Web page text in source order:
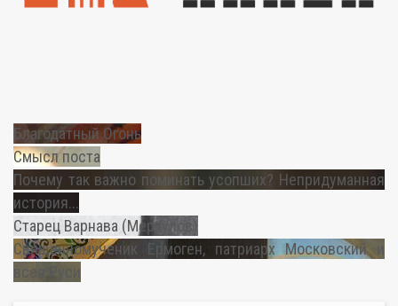
Благодатный Огонь
Смысл поста
Почему так важно поминать усопших? Непридуманная
история...
Старец Варнава (Меркулов)
Священномученик Ермоген, патриарх Московский и
всея Руси